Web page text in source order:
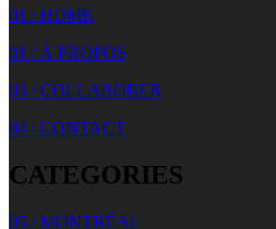
01 / HOME
01 / À PROPOS
03 / COLLABORER
04 / CONTACT
CATEGORIES
05 / MONTRÉAL